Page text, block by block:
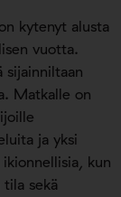
kytenyt alusta
vuotta.
sijainniltaan
Matkalle on
ja yksi
kun
sekä